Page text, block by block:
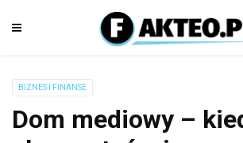
BIZNES I FINANSE
Dom mediowy –